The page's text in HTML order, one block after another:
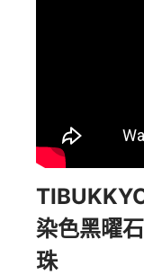
染色黑曜
珠